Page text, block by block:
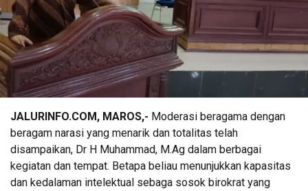
JALURINFO.COM, MAROS,- Moderasi beragama dengan
beragam narasi yang menarik dan totalitas telah
disampaikan, Dr H Muhammad, M.Ag dalam berbagai
kegiatan dan tempat. Betapa beliau menunjukkan kapasitas
dan kedalaman intelektual sebaga sosok birokrat yang